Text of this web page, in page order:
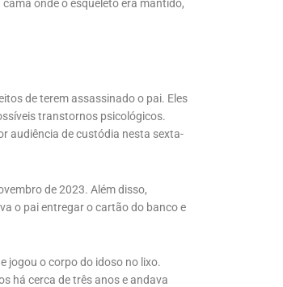
onde o esqueleto era mantido,
de terem assassinado o pai. Eles
transtornos psicológicos.
audiência de custódia nesta sexta-
de 2023. Além disso,
o pai entregar o cartão do banco e
jogou o corpo do idoso no lixo.
há cerca de três anos e andava